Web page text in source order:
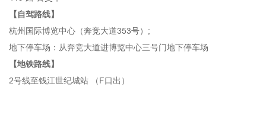
【自驾路线】
杭州国际博览中心（奔竞大道353号）;
地下停车场：从奔竞大道进博览中心三号门地下停车场
【地铁路线】
2号线至钱江世纪城站 （F口出）